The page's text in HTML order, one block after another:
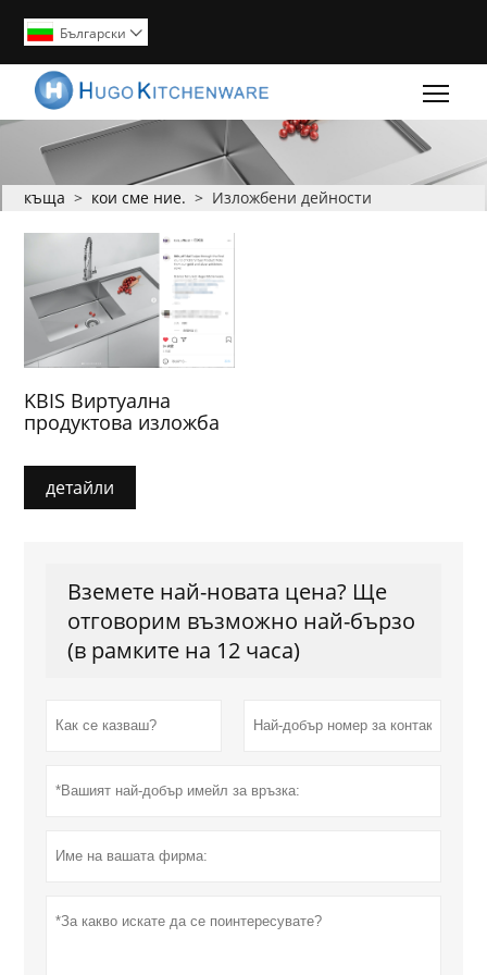
Български 
къща > кои сме ние. > Изложбени дейности
KBIS Виртуална
продуктова изложба
детайли
Вземете най-новата цена? Ще
отговорим възможно най-бързо
(в рамките на 12 часа)